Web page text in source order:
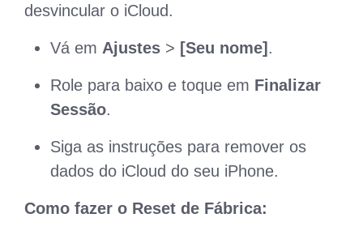
desvincular o iCloud.
Vá em Ajustes > [Seu nome].
Role para baixo e toque em Finalizar
Sessão.
Siga as instruções para remover os
dados do iCloud do seu iPhone.
Como fazer o Reset de Fábrica: